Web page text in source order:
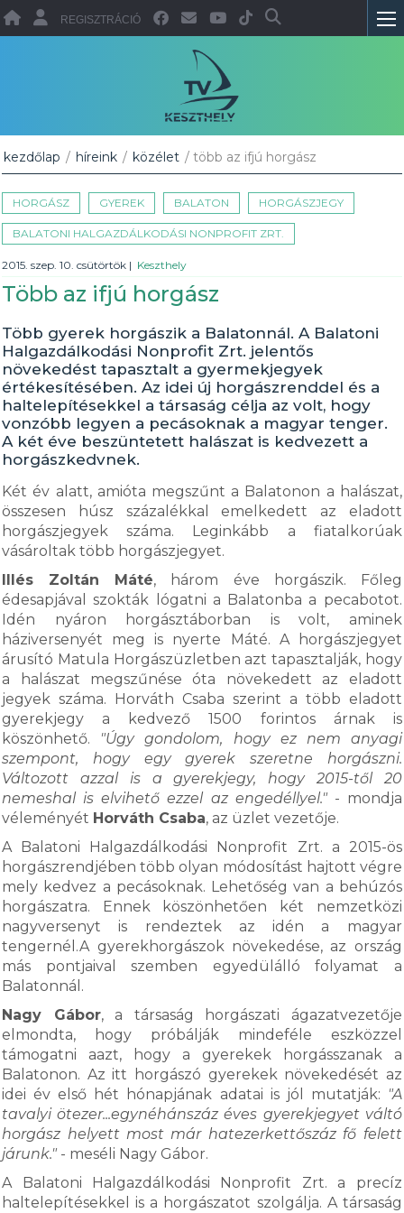
REGISZTRÁCIÓ
kezdőlap / híreink / közélet / több az ifjú horgász
HORGÁSZ GYEREK BALATON HORGÁSZJEGY
BALATONI HALGAZDÁLKODÁSI NONPROFIT ZRT.
2015. szep. 10. csütörtök | Keszthely
Több az ifjú horgász
Több gyerek horgászik a Balatonnál. A Balatoni
Halgazdálkodási Nonprofit Zrt. jelentős
növekedést tapasztalt a gyermekjegyek
értékesítésében. Az idei új horgászrenddel és a
haltelepítésekkel a társaság célja az volt, hogy
vonzóbb legyen a pecásoknak a magyar tenger.
A két éve beszüntetett halászat is kedvezett a
horgászkedvnek.
Két év alatt, amióta megszűnt a Balatonon a halászat,
összesen húsz százalékkal emelkedett az eladott
horgászjegyek száma. Leginkább a fiatalkorúak
vásároltak több horgászjegyet.
Illés Zoltán Máté, három éve horgászik. Főleg
édesapjával szokták lógatni a Balatonba a pecabotot.
Idén nyáron horgásztáborban is volt, aminek
háziversenyét meg is nyerte Máté. A horgászjegyet
árusító Matula Horgászüzletben azt tapasztalják, hogy
a halászat megszűnése óta növekedett az eladott
jegyek száma. Horváth Csaba szerint a több eladott
gyerekjegy a kedvező 1500 forintos árnak is
köszönhető. "Úgy gondolom, hogy ez nem anyagi
szempont, hogy egy gyerek szeretne horgászni.
Változott azzal is a gyerekjegy, hogy 2015-től 20
nemeshal is elvihető ezzel az engedéllyel."- mondja
véleményét Horváth Csaba, az üzlet vezetője.
A Balatoni Halgazdálkodási Nonprofit Zrt. a 2015-ös
horgászrendjében több olyan módosítást hajtott végre
mely kedvez a pecásoknak. Lehetőség van a behúzós
horgászatra. Ennek köszönhetően két nemzetközi
nagyversenyt is rendeztek az idén a magyar
tengernél.A gyerekhorgászok növekedése, az ország
más pontjaival szemben egyedülálló folyamat a
Balatonnál.
Nagy Gábor, a társaság horgászati ágazatvezetője
elmondta, hogy próbálják mindeféle eszközzel
támogatni aazt, hogy a gyerekek horgásszanak a
Balatonon. Az itt horgászó gyerekek növekedését az
idei év első hét hónapjának adatai is jól mutatják: "A
tavalyi ötezer...egynéhánszáz éves gyerekjegyet váltó
horgász helyett most már hatezerkettőszáz fő felett
járunk." - meséli Nagy Gábor.
A Balatoni Halgazdálkodási Nonprofit Zrt. a precíz
haltelepítésekkel is a horgászatot szolgálja. A társaság